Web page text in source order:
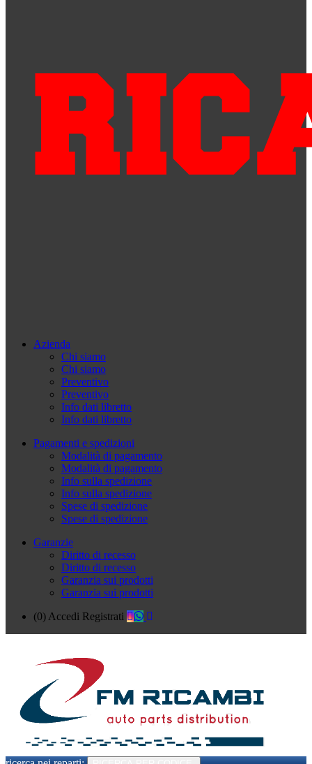
Azienda
Chi siamo
Chi siamo
Preventivo
Preventivo
Info dati libretto
Info dati libretto
Pagamenti e spedizioni
Modalità di pagamento
Modalità di pagamento
Info sulla spedizione
Info sulla spedizione
Spese di spedizione
Spese di spedizione
Garanzie
Diritto di recesso
Diritto di recesso
Garanzia sui prodotti
Garanzia sui prodotti
(0) Accedi Registrati